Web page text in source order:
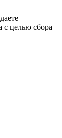
с целью сбора